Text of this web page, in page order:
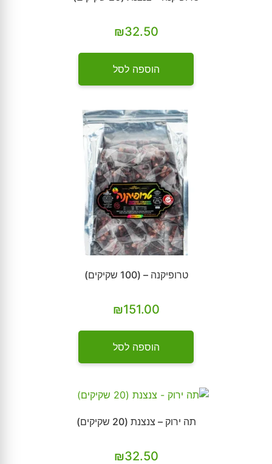
₪32.50
הוספה לסל
טרופיקנה – (100 שקיקים)
₪151.00
הוספה לסל
תה ירוק – צנצנת (20 שקיקים)
₪32.50